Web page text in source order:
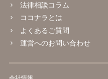
法律相談コラム
ココナラとは
よくあるご質問
運営へのお問い合わせ